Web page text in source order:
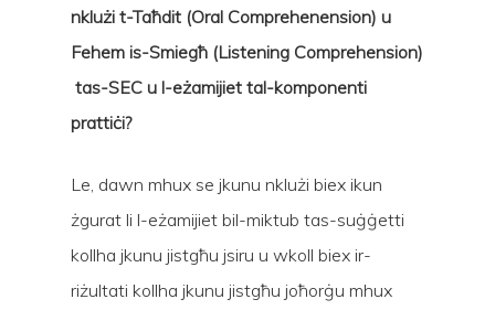
nklużi t-Taħdit (Oral Comprehenension) u
Fehem is-Smiegħ (Listening Comprehension)
tas-SEC u l-eżamijiet tal-komponenti
prattiċi?
Le, dawn mhux se jkunu nklużi biex ikun
żgurat li l-eżamijiet bil-miktub tas-suġġetti
kollha jkunu jistgħu jsiru u wkoll biex ir-
riżultati kollha jkunu jistgħu joħorġu mhux